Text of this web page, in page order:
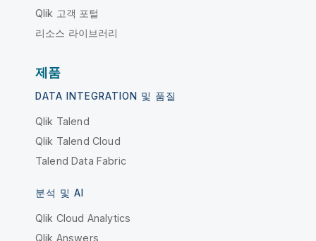
Qlik 고객 포털
리소스 라이브러리
제품
DATA INTEGRATION 및 품질
Qlik Talend
Qlik Talend Cloud
Talend Data Fabric
분석 및 AI
Qlik Cloud Analytics
Qlik Answers